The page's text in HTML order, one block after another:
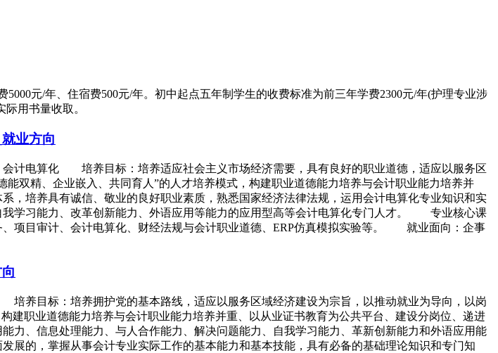
元/年、住宿费500元/年。初中起点五年制学生的收费标准为前三年学费2300元/年(护理专业涉
用书量收取。
业方向
计电算化 培养目标：培养适应社会主义市场经济需要，具有良好的职业道德，适应以服务区
双精、企业嵌入、共同育人”的人才培养模式，构建职业道德能力培养与会计职业能力培养并
，培养具有诚信、敬业的良好职业素质，熟悉国家经济法律法规，运用会计电算化专业知识和实
我学习能力、改革创新能力、外语应用等能力的应用型高等会计电算化专门人才。 专业核心课
项目审计、会计电算化、财经法规与会计职业道德、ERP仿真模拟实验等。 就业面向：企事
目标：培养拥护党的基本路线，适应以服务区域经济建设为宗旨，以推动就业为导向，以岗
建职业道德能力培养与会计职业能力培养并重、以从业证书教育为公共平台、建设分岗位、递进
力、信息处理能力、与人合作能力、解决问题能力、自我学习能力、革新创新能力和外语应用能
展的，掌握从事会计专业实际工作的基本能力和基本技能，具有必备的基础理论知识和专门知